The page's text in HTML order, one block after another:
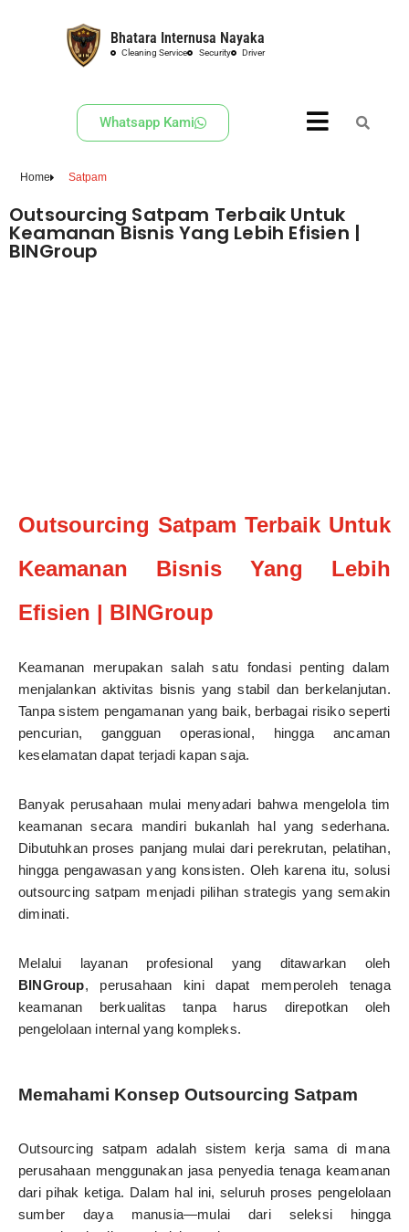
Bhatara Internusa Nayaka
Cleaning Service Security Driver
Whatsapp Kami
Home Satpam
Outsourcing Satpam Terbaik Untuk
Keamanan Bisnis Yang Lebih Efisien |
BINGroup
Outsourcing Satpam Terbaik Untuk
Keamanan Bisnis Yang Lebih
Efisien | BINGroup
Keamanan merupakan salah satu fondasi penting dalam
menjalankan aktivitas bisnis yang stabil dan berkelanjutan.
Tanpa sistem pengamanan yang baik, berbagai risiko seperti
pencurian, gangguan operasional, hingga ancaman
keselamatan dapat terjadi kapan saja.
Banyak perusahaan mulai menyadari bahwa mengelola tim
keamanan secara mandiri bukanlah hal yang sederhana.
Dibutuhkan proses panjang mulai dari perekrutan, pelatihan,
hingga pengawasan yang konsisten. Oleh karena itu, solusi
outsourcing satpam menjadi pilihan strategis yang semakin
diminati.
Melalui layanan profesional yang ditawarkan oleh
BINGroup, perusahaan kini dapat memperoleh tenaga
keamanan berkualitas tanpa harus direpotkan oleh
pengelolaan internal yang kompleks.
Memahami Konsep Outsourcing Satpam
Outsourcing satpam adalah sistem kerja sama di mana
perusahaan menggunakan jasa penyedia tenaga keamanan
dari pihak ketiga. Dalam hal ini, seluruh proses pengelolaan
sumber daya manusia—mulai dari seleksi hingga